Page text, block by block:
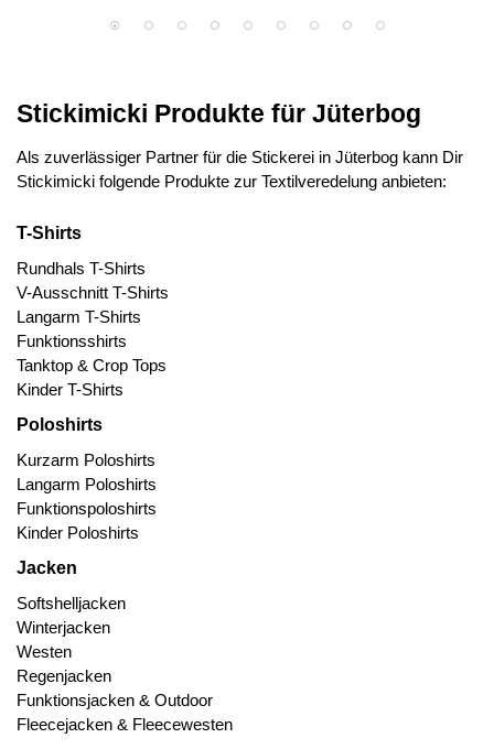
Stickimicki Produkte für Jüterbog
Als zuverlässiger Partner für die Stickerei in Jüterbog kann Dir
Stickimicki folgende Produkte zur Textilveredelung anbieten:
T-Shirts
Rundhals T-Shirts
V-Ausschnitt T-Shirts
Langarm T-Shirts
Funktionsshirts
Tanktop & Crop Tops
Kinder T-Shirts
Poloshirts
Kurzarm Poloshirts
Langarm Poloshirts
Funktionspoloshirts
Kinder Poloshirts
Jacken
Softshelljacken
Winterjacken
Westen
Regenjacken
Funktionsjacken & Outdoor
Fleecejacken & Fleecewesten